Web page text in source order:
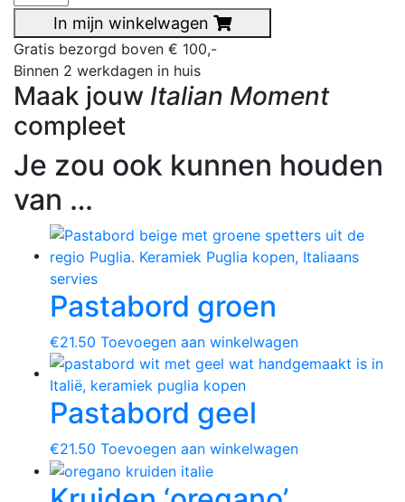
'inktvisinkt'
(500
gr)
aantal
In mijn winkelwagen
Gratis bezorgd boven € 100,-
Binnen 2 werkdagen in huis
Maak jouw Italian Moment
compleet
Je zou ook kunnen houden
van …
Pastabord groen
€21.50 Toevoegen aan winkelwagen
Pastabord geel
€21.50 Toevoegen aan winkelwagen